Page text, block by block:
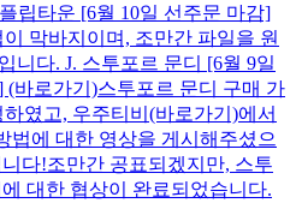
립타운 [6월 10일 선주문 마감]
막바지이며, 조만간 파일을 원
니다. J. 스투포르 문디 [6월 9일
(바로가기)스투포르 문디 구매 가
였고, 우주티비(바로가기)에서
법에 대한 영상을 게시해주셨으
다!조만간 공표되겠지만, 스투
대한 협상이 완료되었습니다.